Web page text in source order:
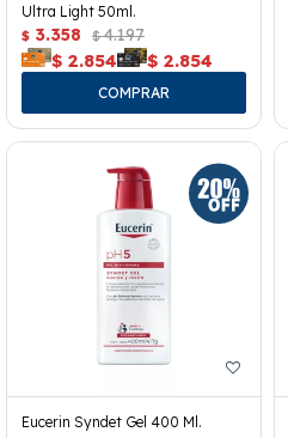
Ultra Light 50ml.
$ 3.358 $ 4.197
$ 2.854 $ 2.854
Eucerin Syndet Gel 400 Ml.